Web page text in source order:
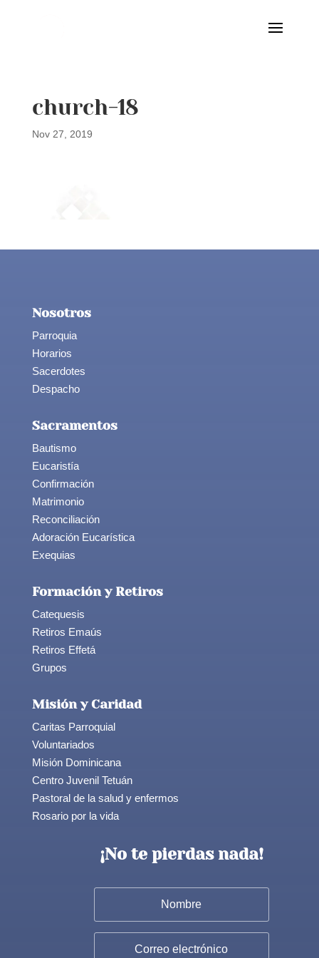
church-18
Nov 27, 2019
Nosotros
Parroquia
Horarios
Sacerdotes
Despacho
Sacramentos
Bautismo
Eucaristía
Confirmación
Matrimonio
Reconciliación
Adoración Eucarística
Exequias
Formación y Retiros
Catequesis
Retiros Emaús
Retiros Effetá
Grupos
Misión y Caridad
Caritas Parroquial
Voluntariados
Misión Dominicana
Centro Juvenil Tetuán
Pastoral de la salud y enfermos
Rosario por la vida
¡No te pierdas nada!